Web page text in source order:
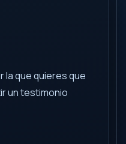
la que quieres que
un testimonio